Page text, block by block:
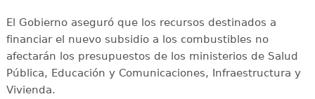
El Gobierno aseguró que los recursos destinados a
financiar el nuevo subsidio a los combustibles no
afectarán los presupuestos de los ministerios de Salud
Pública, Educación y Comunicaciones, Infraestructura y
Vivienda.